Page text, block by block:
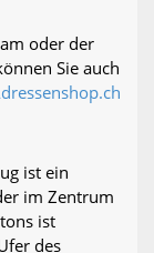
oder der
Sie auch
ist ein
im Zentrum
ist
des